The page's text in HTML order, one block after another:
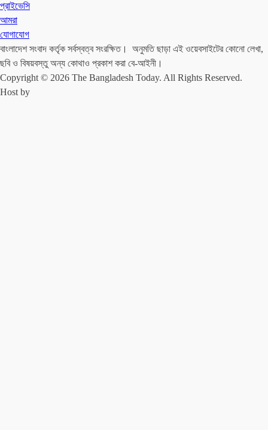
প্রাইভেসি
আমরা
যোগাযোগ
বাংলাদেশ সংবাদ কর্তৃক সর্বস্বত্ব সংরক্ষিত। অনুমতি ছাড়া এই ওয়েবসাইটের কোনো লেখা,
ছবি ও বিষয়বস্তু অন্য কোথাও প্রকাশ করা বে-আইনী।
Copyright © 2026 The Bangladesh Today. All Rights Reserved.
Host by